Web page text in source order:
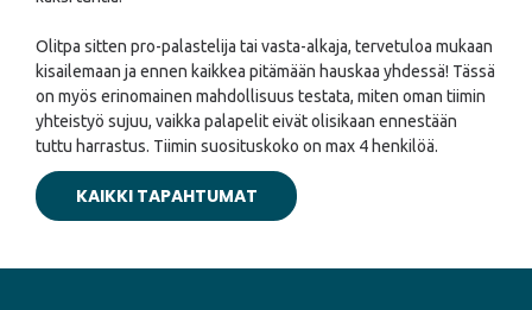
Olitpa sitten pro-palastelija tai vasta-alkaja, tervetuloa mukaan
kisailemaan ja ennen kaikkea pitämään hauskaa yhdessä! Tässä
on myös erinomainen mahdollisuus testata, miten oman tiimin
yhteistyö sujuu, vaikka palapelit eivät olisikaan ennestään
tuttu harrastus. Tiimin suosituskoko on max 4 henkilöä.
KAIKKI TAPAHTUMAT